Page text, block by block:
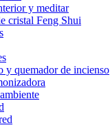
y meditar
cristal Feng Shui
y quemador de incienso